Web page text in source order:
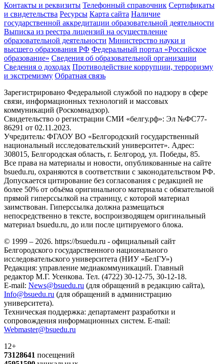
Контакты и реквизиты Телефонный справочник Сертификаты
и свидетельства Ресурсы Карта сайта Наличие
государственной аккредитации образовательной деятельности
Выписка из реестра лицензий на осуществление
образовательной деятельности Министерствo науки и
высшего образования РФ Федеральный портал «Российское
образование» Сведения об образовательной организации
Сведения о доходах Противодействие коррупции, терроризму
и экстремизму Обратная связь
Зарегистрировано Федеральной службой по надзору в сфере
связи, информационных технологий и массовых
коммуникаций (Роскомнадзор).
Свидетельство о регистрации СМИ «белгу.рф»: Эл №ФС77-
86291 от 02.11.2023.
Учредитель: ФГАОУ ВО «Белгородский государственный
национальный исследовательский университет». Адрес:
308015, Белгородская область, г. Белгород, ул. Победы, 85.
Все права на материалы и новости, опубликованные на сайте
bsuedu.ru, охраняются в соответствии с законодательством РФ.
Допускается цитирование без согласования с редакцией не
более 50% от объёма оригинального материала с обязательной
прямой гиперссылкой на страницу, с которой материал
заимствован. Гиперссылка должна размещаться
непосредственно в тексте, воспроизводящем оригинальный
материал bsuedu.ru, до или после цитируемого блока.
© 1999 – 2026. https://bsuedu.ru - официальный сайт
Белгородского государственного национального
исследовательского университета (НИУ «БелГУ»)
Редакция: управление медиакоммуникаций. Главный
редактор М.Г. Усенкова. Тел. (4722) 30-12-75, 30-12-18.
E-mail: News@bsuedu.ru (для обращений в редакцию сайта),
Info@bsuedu.ru (для обращений в администрацию
университета).
Техническая поддержка: департамент разработки и
сопровождения информационных систем. E-mail:
Webmaster@bsuedu.ru
12+
73128641 посещений